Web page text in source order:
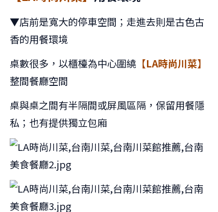
▼店前是寬大的停車空間；走進去則是古色古
香的用餐環境
桌數很多，以櫃檯為中心圍繞 【LA時尚川菜】
整間餐廳空間
桌與桌之間有半隔間或屏風區隔，保留用餐隱
私；也有提供獨立包廂